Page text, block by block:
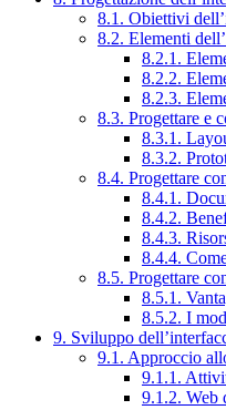
8.1. Obiettivi
8.2. Elementi
8.2.1.
8.2.2.
8.2.3.
8.3. Progettare e
8.3.1.
8.3.2.
8.4. Progettare
8.4.1.
8.4.2.
8.4.3.
8.4.4.
8.5. Progettare
8.5.1.
8.5.2. I
9. Sviluppo
9.1. Approccio
9.1.1.
9.1.2. Web